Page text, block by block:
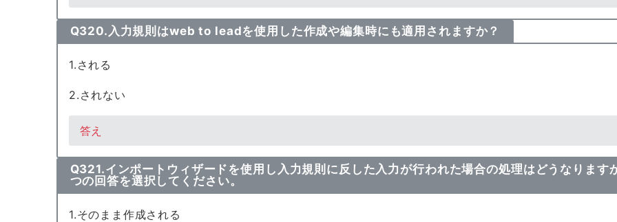
Q320.入力規則はweb to leadを使用した作成や編集時にも適用されますか？
1.される
2.されない
答え
Q321.インポートウィザードを使用し入力規則に反した入力が行われた場合の処理はどうなります
つの回答を選択してください。
1.そのまま作成される